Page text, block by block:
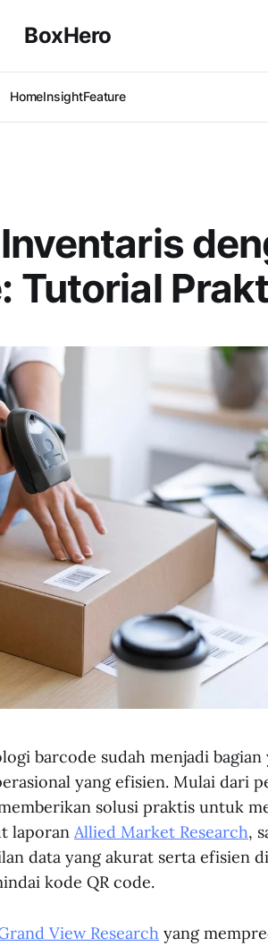
BoxHero
HomeInsightFeature
Tutorial
barcode sudah menjadi bagian
yang efisien. Mulai dari
solusi praktis untuk
laporan Allied Market Research,
data yang akurat serta efisien
kode QR code.
View Research yang